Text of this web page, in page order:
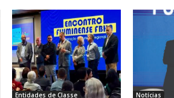
Entidades de Classe Notícias